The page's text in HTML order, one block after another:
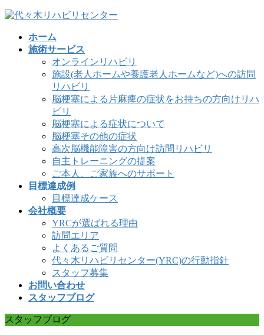
コ
ナ
ホーム
施術サービス
オンラインリハビリ
施設(老人ホームや養護老人ホームなど)への訪問
リハビリ
脳梗塞による片麻痺の症状をお持ちの方向けリハ
ビリ
脳梗塞による症状について
脳梗塞その他の症状
高次脳機能障害の方向け訪問リハビリ
自主トレーニングの提案
ご本人、ご家族へのサポート
目標達成例
目標達成ケース
会社概要
YRCが選ばれる理由
訪問エリア
よくあるご質問
代々木リハビリセンター(YRC)の行動指針
スタッフ募集
お問い合わせ
スタッフブログ
スタッフブログ